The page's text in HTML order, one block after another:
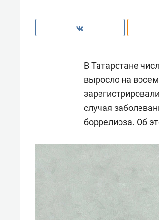
В Татарстане
выросло на
случая
боррелиоза. Об